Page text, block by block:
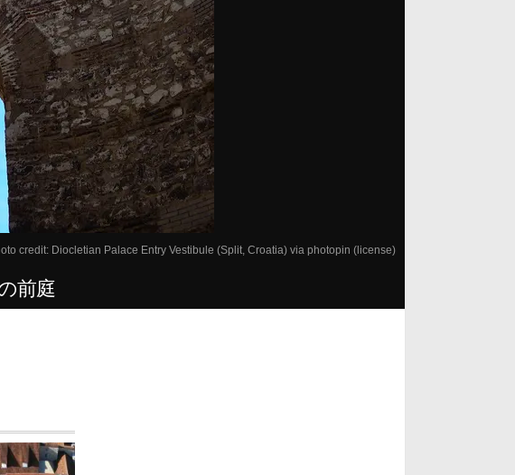
credit: Diocletian Palace Entry Vestibule (Split, Croatia) via photopin (license)
前庭